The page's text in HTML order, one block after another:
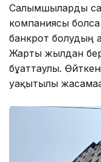
Салымшыларды
компаниясы
банкрот болудың
Жарты жылдан
бұғаттаулы.
уақытылы